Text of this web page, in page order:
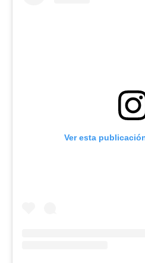
Ver esta